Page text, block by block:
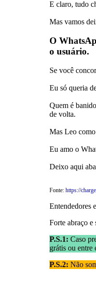
E claro, tudo
Mas vamos
O
o usuário.
Se você
Eu só queria
Quem é
de volta.
Mas Leo
Eu amo o
Deixo aqui
Fonte: https://
Entendedores
Forte abraço e
P.S.1: Caso
grátis ou
P.S.2: Não